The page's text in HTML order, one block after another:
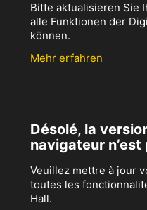
Bitte aktualisieren Sie
alle Funktionen der
können.
Mehr erfahren
Désolé, la
navigateur n’est
Veuillez mettre à jour
toutes les
Hall.